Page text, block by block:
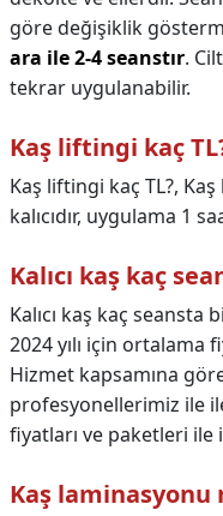
göre değişiklik
ara ile 2-4 seanstır.
tekrar uygulanabilir.
Kaş liftingi kaç
Kaş liftingi kaç TL?,
kalıcıdır, uygulama 1
Kalıcı kaş kaç
Kalıcı kaş kaç seansta
2024 yılı için ortalama
Hizmet kapsamına
profesyonellerimiz ile
fiyatları ve paketleri ile
Kaş laminasyonu